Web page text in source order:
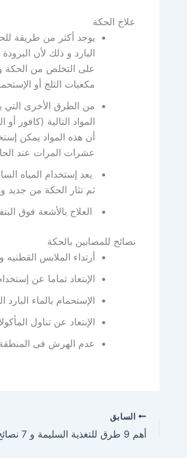
علاج الحكة
يوجد أكثر من طريقة
البارد و ذلك لأن
على التخلص من الحكة و
مكعبات الثلج أو
من الطرق الأخرى التي
المواد التالية (كافور
أن هذه المواد يمكن
عشرات المرات عند
يعد إستخدام المياه
ثم تثار الحكة من جديد
العلاج بالأشعة فوق
نصائح للمصابين بالحكة
أرتداء الملابس القطنيه
الإبتعاد تماما عن
الإستحمام بالماء
الإبتعاد عن تناول
عدم الهرش فى المنطقة
السابق